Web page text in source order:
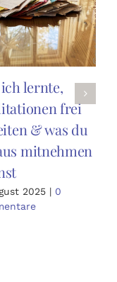
lernte,
frei
& was du
mitnehmen
2025 | 0